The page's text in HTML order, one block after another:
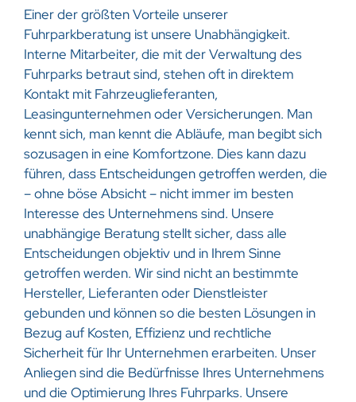
Einer der größten Vorteile unserer
Fuhrparkberatung ist unsere Unabhängigkeit.
Interne Mitarbeiter, die mit der Verwaltung des
Fuhrparks betraut sind, stehen oft in direktem
Kontakt mit Fahrzeuglieferanten,
Leasingunternehmen oder Versicherungen. Man
kennt sich, man kennt die Abläufe, man begibt sich
sozusagen in eine Komfortzone. Dies kann dazu
führen, dass Entscheidungen getroffen werden, die
– ohne böse Absicht – nicht immer im besten
Interesse des Unternehmens sind. Unsere
unabhängige Beratung stellt sicher, dass alle
Entscheidungen objektiv und in Ihrem Sinne
getroffen werden. Wir sind nicht an bestimmte
Hersteller, Lieferanten oder Dienstleister
gebunden und können so die besten Lösungen in
Bezug auf Kosten, Effizienz und rechtliche
Sicherheit für Ihr Unternehmen erarbeiten. Unser
Anliegen sind die Bedürfnisse Ihres Unternehmens
und die Optimierung Ihres Fuhrparks. Unsere